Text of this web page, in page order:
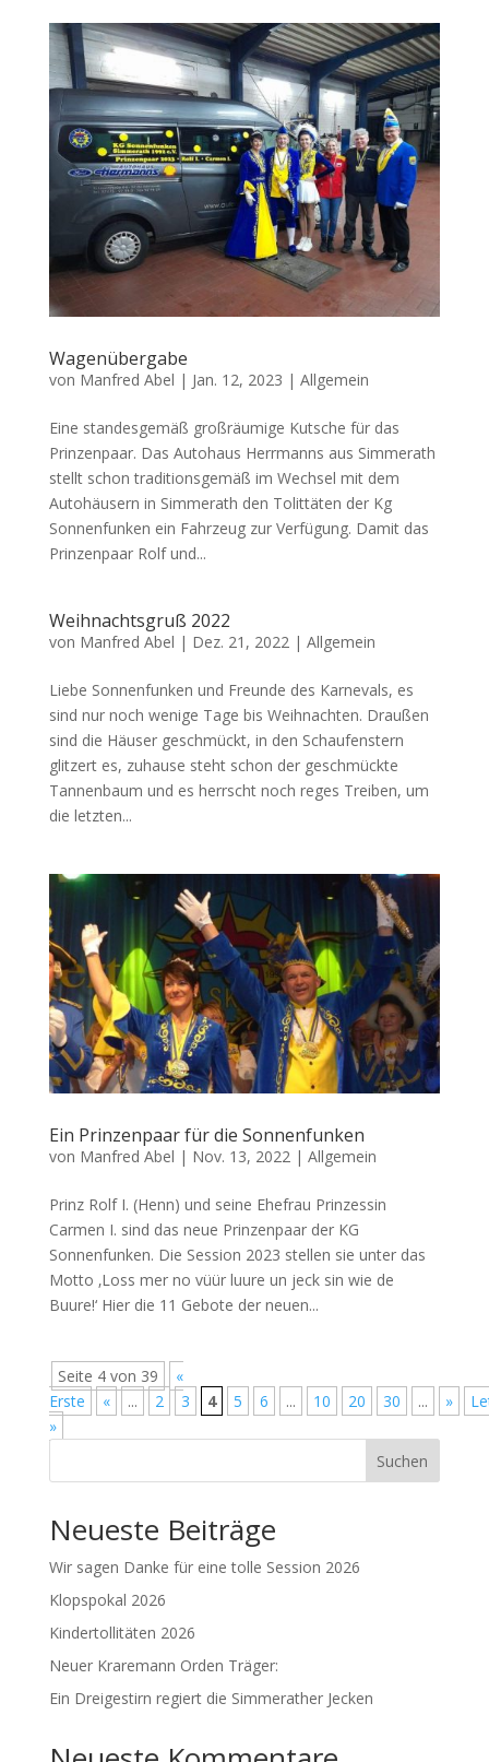
Wagenübergabe
von Manfred Abel | Jan. 12, 2023 | Allgemein
Eine standesgemäß großräumige Kutsche für das
Prinzenpaar. Das Autohaus Herrmanns aus Simmerath
stellt schon traditionsgemäß im Wechsel mit dem
Autohäusern in Simmerath den Tolittäten der Kg
Sonnenfunken ein Fahrzeug zur Verfügung. Damit das
Prinzenpaar Rolf und...
Weihnachtsgruß 2022
von Manfred Abel | Dez. 21, 2022 | Allgemein
Liebe Sonnenfunken und Freunde des Karnevals, es
sind nur noch wenige Tage bis Weihnachten. Draußen
sind die Häuser geschmückt, in den Schaufenstern
glitzert es, zuhause steht schon der geschmückte
Tannenbaum und es herrscht noch reges Treiben, um
die letzten...
Ein Prinzenpaar für die Sonnenfunken
von Manfred Abel | Nov. 13, 2022| Allgemein
Prinz Rolf I. (Henn) und seine Ehefrau Prinzessin
Carmen I. sind das neue Prinzenpaar der KG
Sonnenfunken. Die Session 2023 stellen sie unter das
Motto ‚Loss mer no vüür luure un jeck sin wie de
Buure!‘ Hier die 11 Gebote der neuen...
Seite 4 von 39
«
Erste
« ... 2 3 4 5 6 ... 10 20 30 ... »
»
Suchen
Neueste Beiträge
Wir sagen Danke für eine tolle Session 2026
Klopspokal 2026
Kindertollitäten 2026
Neuer Kraremann Orden Träger:
Ein Dreigestirn regiert die Simmerather Jecken